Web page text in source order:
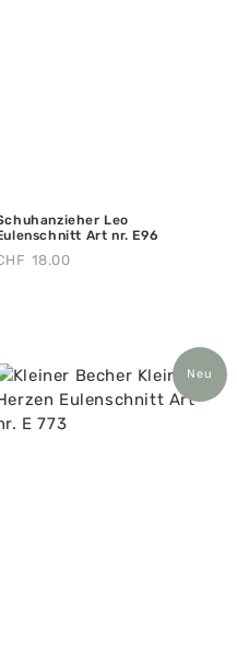
Leo
Art nr. E96
18.00
Neu